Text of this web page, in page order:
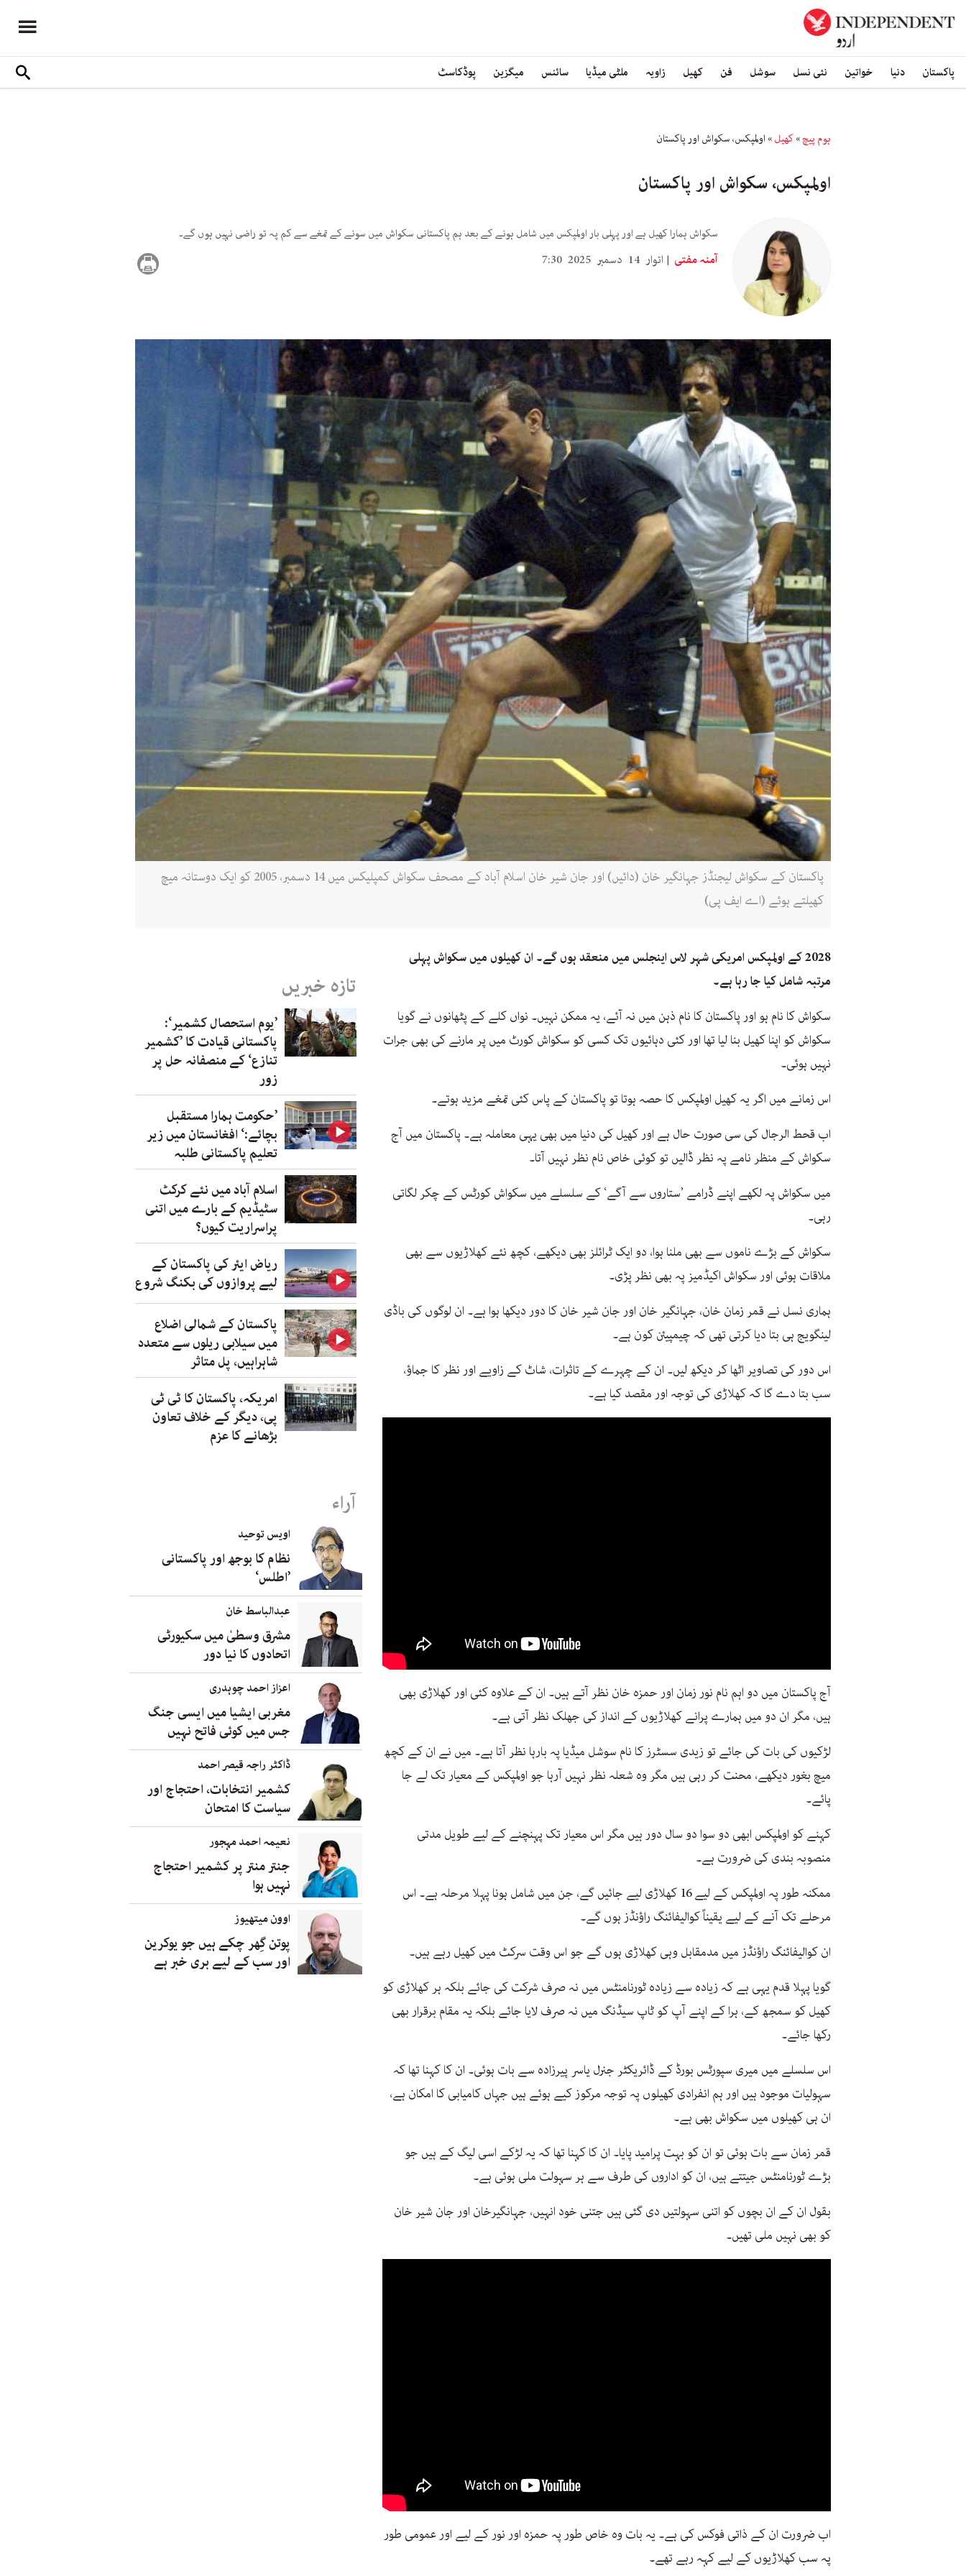
پاکستان دنیا خواتین نئی نسل سوشل فن کھیل زاویہ ملٹی میڈیا سائنس میگزین پوڈکاسٹ
ہوم پیچ»کھیل» اولمپکس، سکواش اور پاکستان
اولمپکس، سکواش اور پاکستان
سکواش ہمارا کھیل ہے اور پہلی بار اولمپکس میں شامل ہونے کے بعد ہم پاکستانی سکواش میں سونے کے تمغے سے کم پہ تو راضی نہیں ہوں گے۔
آمنہ مفتی اتوار 14 دسمبر 2025 7:30
پاکستان کے سکواش لیجنڈز جہانگیر خان (دائیں) اور جان شیر خان اسلام آباد کے مصحف سکواش کمپلیکس میں 14 دسمبر، 2005 کو ایک دوستانہ میچ
کھیلتے ہوئے (اے ایف پی)
2028 کے اولمپکس امریکی شہر لاس اینجلس میں منعقد ہوں گے۔ ان کھیلوں میں سکواش پہلی
مرتبہ شامل کیا جا رہا ہے۔
سکواش کا نام ہو اور پاکستان کا نام ذہن میں نہ آئے، یہ ممکن نہیں۔ نواں کلے کے پٹھانوں نے گویا
سکواش کو اپنا کھیل بنا لیا تھا اور کئی دہائیوں تک کسی کو سکواش کورٹ میں پر مارنے کی بھی جرات
نہیں ہوئی۔
اس زمانے میں اگر یہ کھیل اولمپکس کا حصہ ہوتا تو پاکستان کے پاس کئی تمغے مزید ہوتے۔
اب قحط الرجال کی سی صورت حال ہے اور کھیل کی دنیا میں بھی یہی معاملہ ہے۔ پاکستان میں آج
سکواش کے منظر نامے پہ نظر ڈالیں تو کوئی خاص نام نظر نہیں آتا۔
میں سکواش پہ لکھے اپنے ڈرامے ’ستاروں سے آگے‘ کے سلسلے میں سکواش کورٹس کے چکر لگاتی
رہی۔
سکواش کے بڑے ناموں سے بھی ملنا ہوا، دو ایک ٹرائلز بھی دیکھے، کچھ نئے کھلاڑیوں سے بھی
ملاقات ہوئی اور سکواش اکیڈمیز پہ بھی نظر پڑی۔
ہماری نسل نے قمر زمان خان، جہانگیر خان اور جان شیر خان کا دور دیکھا ہوا ہے۔ ان لوگوں کی باڈی
لینگویج ہی بتا دیا کرتی تھی کہ چیمپیئن کون ہے۔
اس دور کی تصاویر اٹھا کر دیکھ لیں۔ ان کے چہرے کے تاثرات، شاٹ کے زاویے اور نظر کا جماؤ،
سب بتا دے گا کہ کھلاڑی کی توجہ اور مقصد کیا ہے۔
آج پاکستان میں دو اہم نام نور زمان اور حمزہ خان نظر آتے ہیں۔ ان کے علاوہ کئی اور کھلاڑی بھی
ہیں، مگر ان دو میں ہمارے پرانے کھلاڑیوں کے انداز کی جھلک نظر آتی ہے۔
لڑکیوں کی بات کی جائے تو زیدی سسٹرز کا نام سوشل میڈیا پہ بارہا نظر آتا ہے۔ میں نے ان کے کچھ
میچ بغور دیکھے، محنت کر رہی ہیں مگر وہ شعلہ نظر نہیں آرہا جو اولمپکس کے معیار تک لے جا
پائے۔
کہنے کو اولمپکس ابھی دو سوا دو سال دور ہیں مگر اس معیار تک پہنچنے کے لیے طویل مدتی
منصوبہ بندی کی ضرورت ہے۔
ممکنہ طور پہ اولمپکس کے لیے 16 کھلاڑی لیے جائیں گے، جن میں شامل ہونا پہلا مرحلہ ہے۔ اس
مرحلے تک آنے کے لیے یقیناً کوالیفائنگ راؤنڈز ہوں گے۔
ان کوالیفائنگ راؤنڈز میں مدمقابل وہی کھلاڑی ہوں گے جو اس وقت سرکٹ میں کھیل رہے ہیں۔
گویا پہلا قدم یہی ہے کہ زیادہ سے زیادہ ٹورنامنٹس میں نہ صرف شرکت کی جائے بلکہ ہر کھلاڑی کو
کھیل کو سمجھ کے، ہرا کے اپنے آپ کو ٹاپ سیڈنگ میں نہ صرف لایا جائے بلکہ یہ مقام برقرار بھی
رکھا جائے۔
اس سلسلے میں میری سپورٹس بورڈ کے ڈائریکٹر جنرل یاسر پیرزادہ سے بات ہوئی۔ ان کا کہنا تھا کہ
سہولیات موجود ہیں اور ہم انفرادی کھیلوں پہ توجہ مرکوز کیے ہوئے ہیں جہاں کامیابی کا امکان ہے،
ان ہی کھیلوں میں سکواش بھی ہے۔
قمر زمان سے بات ہوئی تو ان کو بہت پرامید پایا۔ ان کا کہنا تھا کہ یہ لڑکے اسی لیگ کے ہیں جو
بڑے ٹورنامنٹس جیتتے ہیں، ان کو اداروں کی طرف سے ہر سہولت ملی ہوئی ہے۔
بقول ان کے ان بچوں کو اتنی سہولتیں دی گئی ہیں جتنی خود انہیں، جہانگیرخان اور جان شیر خان
کو بھی نہیں ملی تھیں۔
اب ضرورت ان کے ذاتی فوکس کی ہے۔ یہ بات وہ خاص طور پہ حمزہ اور نور کے لیے اور عمومی طور
پہ سب کھلاڑیوں کے لیے کہہ رہے تھے۔
تازہ خبریں
’یوم استحصال کشمیر‘:
پاکستانی قیادت کا ’کشمیر
تنازع‘ کے منصفانہ حل پر
زور
’حکومت ہمارا مستقبل
بچائے:‘ افغانستان میں زیر
تعلیم پاکستانی طلبہ
اسلام آباد میں نئے کرکٹ
سٹیڈیم کے بارے میں اتنی
پراسراریت کیوں؟
ریاض ایئر کی پاکستان کے
لیے پروازوں کی بکنگ شروع
پاکستان کے شمالی اضلاع
میں سیلابی ریلوں سے متعدد
شاہراہیں، پل متاثر
امریکہ، پاکستان کا ٹی ٹی
پی، دیگر کے خلاف تعاون
بڑھانے کا عزم
آراء
اویس توحید
نظام کا بوجھ اور پاکستانی
’اطلس‘
عبدالباسط خان
مشرق وسطیٰ میں سکیورٹی
اتحادوں کا نیا دور
اعزاز احمد چوہدری
مغربی ایشیا میں ایسی جنگ
جس میں کوئی فاتح نہیں
ڈاکٹر راجہ قیصر احمد
کشمیر انتخابات، احتجاج اور
سیاست کا امتحان
نعیمہ احمد مہجور
جنتر منتر پر کشمیر احتجاج
نہیں ہوا
اوون میتھیوز
پوتن گِھر چکے ہیں جو یوکرین
اور سب کے لیے بری خبر ہے